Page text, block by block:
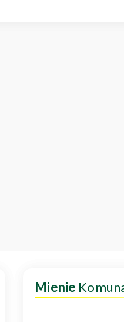
Mienie